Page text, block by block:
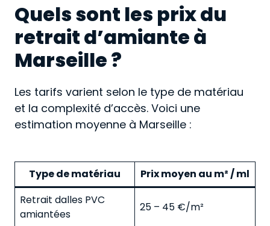
Quels sont les prix du
retrait d’amiante à
Marseille ?
Les tarifs varient selon le type de matériau
et la complexité d’accès. Voici une
estimation moyenne à Marseille :
Type de matériau
Prix moyen au m² / ml
Retrait dalles PVC
amiantées
25 – 45 €/m²